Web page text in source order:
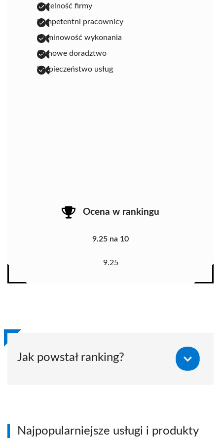
rzetelność firmy
kompetentni pracownicy
terminowość wykonania
fachowe doradztwo
bezpieczeństwo usług
Ocena w rankingu
9.25 na 10
9.25
Jak powstał ranking?
Najpopularniejsze usługi i produkty